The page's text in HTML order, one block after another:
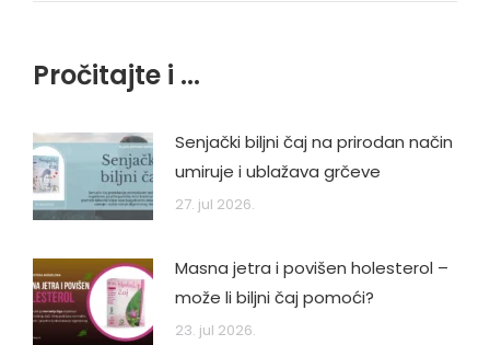
Pročitajte i ...
Senjački biljni čaj na prirodan način
umiruje i ublažava grčeve
27. jul 2026.
Masna jetra i povišen holesterol –
može li biljni čaj pomoći?
23. jul 2026.